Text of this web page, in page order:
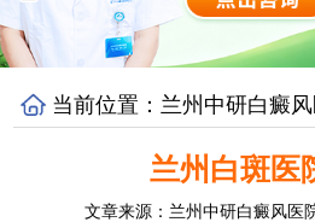
当前位置： 兰州中研白癜
兰州白斑医
文章来源： 兰州中研白癜风医